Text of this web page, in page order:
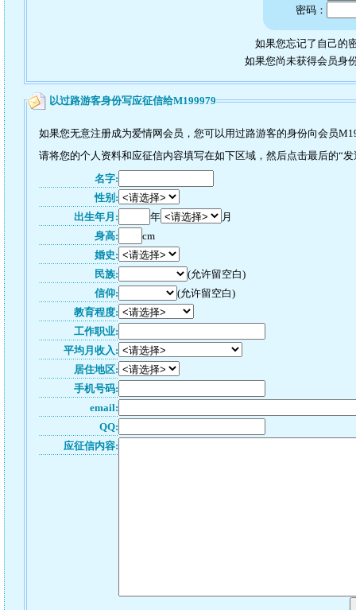
密码：
如果您忘记了自己的
如果您尚未获得会员身
以过路游客身份写应征信给M199979
如果您无意注册成为爱情网会员，您可以用过路游客的身份向会员
请将您的个人资料和应征信内容填写在如下区域，然后点击最后的“
名字:
性别:
出生年月:
年
月
身高:
cm
婚史:
民族:
(允许留空白)
信仰:
(允许留空白)
教育程度:
工作职业:
平均月收入:
居住地区:
手机号码:
email:
QQ:
应征信内容: